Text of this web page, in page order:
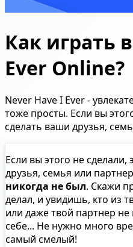
Как играть
Ever Online?
Never Have I Ever -
тоже просты. Если вы
сделать ваши друзья,
Если вы этого не
друзья, семья или
никогда не был. Скажи
делал, и увидишь, кто из
или даже твой партнер
себе... Не нужно много
самый смелый!